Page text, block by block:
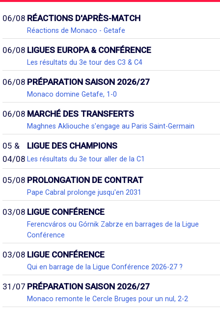
06/08 RÉACTIONS D'APRÈS-MATCH
Réactions de Monaco - Getafe
06/08 LIGUES EUROPA & CONFÉRENCE
Les résultats du 3e tour des C3 & C4
06/08 PRÉPARATION SAISON 2026/27
Monaco domine Getafe, 1-0
06/08 MARCHÉ DES TRANSFERTS
Maghnes Akliouche s'engage au Paris Saint-Germain
05 &
04/08
LIGUE DES CHAMPIONS
Les résultats du 3e tour aller de la C1
05/08 PROLONGATION DE CONTRAT
Pape Cabral prolonge jusqu'en 2031
03/08 LIGUE CONFÉRENCE
Ferencváros ou Górnik Zabrze en barrages de la Ligue
Conférence
03/08 LIGUE CONFÉRENCE
Qui en barrage de la Ligue Conférence 2026-27 ?
31/07 PRÉPARATION SAISON 2026/27
Monaco remonte le Cercle Bruges pour un nul, 2-2